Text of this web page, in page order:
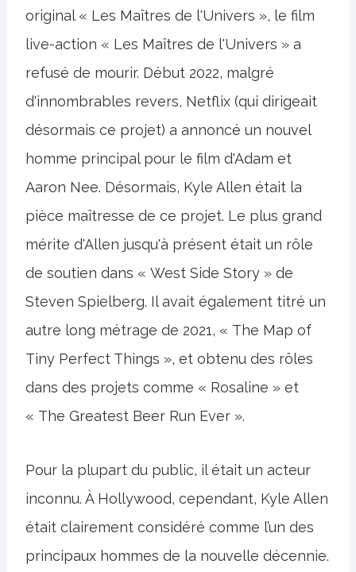
original « Les Maîtres de l'Univers », le film
live-action « Les Maîtres de l'Univers » a
refusé de mourir. Début 2022, malgré
d'innombrables revers, Netflix (qui dirigeait
désormais ce projet) a annoncé un nouvel
homme principal pour le film d'Adam et
Aaron Nee. Désormais, Kyle Allen était la
pièce maîtresse de ce projet. Le plus grand
mérite d'Allen jusqu'à présent était un rôle
de soutien dans « West Side Story » de
Steven Spielberg. Il avait également titré un
autre long métrage de 2021, « The Map of
Tiny Perfect Things », et obtenu des rôles
dans des projets comme « Rosaline » et
« The Greatest Beer Run Ever ».
Pour la plupart du public, il était un acteur
inconnu. À Hollywood, cependant, Kyle Allen
était clairement considéré comme l’un des
principaux hommes de la nouvelle décennie.